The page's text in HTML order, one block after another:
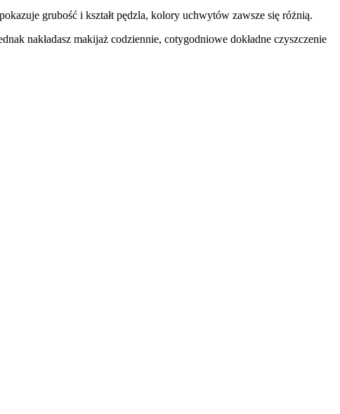
grubość i kształt pędzla, kolory uchwytów zawsze się różnią.
nakładasz makijaż codziennie, cotygodniowe dokładne czyszczenie